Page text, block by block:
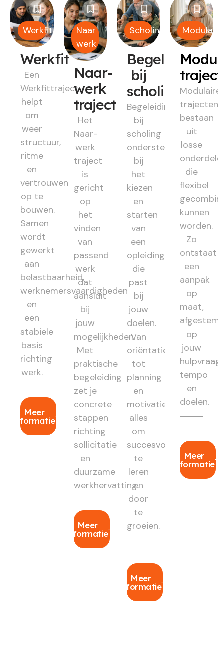
Werkfit
Werkfit
Een
Werkfittraject
helpt
om
weer
structuur,
ritme
en
vertrouwen
op te
bouwen.
Samen
wordt
gewerkt
aan
belastbaarheid,
werknemersvaardigheden
en
een
stabiele
basis
richting
werk.
Meer
informatie
Naar
werk
Naar-
werk
traject
Het
Naar-
werk
traject
is
gericht
op
het
vinden
van
passend
werk
dat
aansluit
bij
jouw
mogelijkheden.
Met
praktische
begeleiding
zet je
concrete
stappen
richting
sollicitatie
en
duurzame
werkhervatting.
Meer
informatie
Scholing
Begeleiding
bij
scholing
Begeleiding
bij
scholing
ondersteunt
bij
het
kiezen
en
starten
van
een
opleiding
die
past
bij
jouw
doelen.
Van
oriëntatie
tot
planning
en
motivatie:
alles
om
succesvol
te
leren
en
door
te
groeien.
Meer
informatie
Modulair
Modulaire
trajecten
bestaan
uit
losse
die
flexibel
kunnen
worden.
Zo
ontstaat
een
aanpak
op
maat,
op
jouw
hulpvraag,
tempo
en
doelen.
Meer
informatie